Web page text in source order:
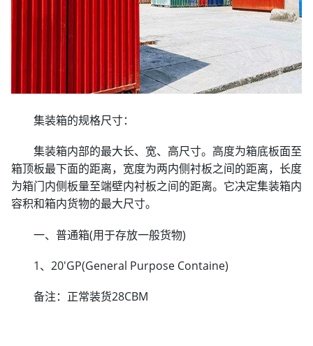
集装箱的规格尺寸：
集装箱内部的最大长、宽、高尺寸。高度为箱底板面至
箱顶板最下面的距离，宽度为两内侧衬板之间的距离，长度
为箱门内侧板量至端壁内衬板之间的距离。它决定集装箱内
容积和箱内货物的最大尺寸。
一、普通箱(用于存放一般货物)
1、20'GP(General Purpose Containe)
备注：正常装货28CBM